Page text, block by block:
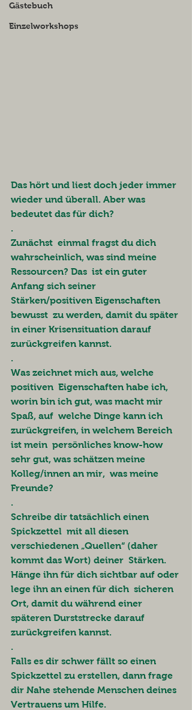
Gästebuch
Einzelworkshops
Das hört und liest doch jeder immer
wieder und überall. Aber was
bedeutet das für dich?
.
Zunächst  einmal fragst du dich
wahrscheinlich, was sind meine
Ressourcen? Das  ist ein guter
Anfang sich seiner
Stärken/positiven Eigenschaften
bewusst  zu werden, damit du später
in einer Krisensituation darauf
zurückgreifen kannst.
.
Was zeichnet mich aus, welche
positiven  Eigenschaften habe ich,
worin bin ich gut, was macht mir
Spaß, auf  welche Dinge kann ich
zurückgreifen, in welchem Bereich
ist mein  persönliches know-how
sehr gut, was schätzen meine
Kolleg/innen an mir,  was meine
Freunde?
.
Schreibe dir tatsächlich einen
Spickzettel  mit all diesen
verschiedenen „Quellen“ (daher
kommt das Wort) deiner  Stärken.
Hänge ihn für dich sichtbar auf oder
lege ihn an einen für dich  sicheren
Ort, damit du während einer
späteren Durststrecke darauf
zurückgreifen kannst.
.
Falls es dir schwer fällt so einen
Spickzettel zu erstellen, dann frage
dir Nahe stehende Menschen deines
Vertrauens um Hilfe.